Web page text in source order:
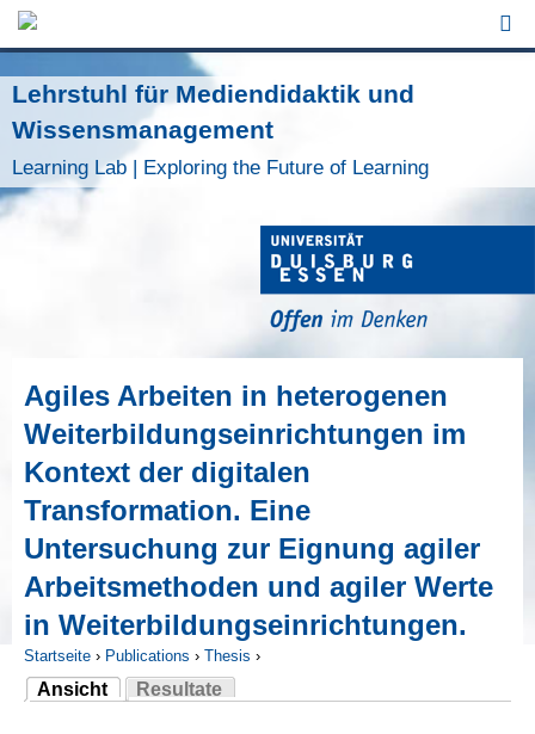
Jump to Navigation
Lehrstuhl für Mediendidaktik und
Wissensmanagement
Learning Lab | Exploring the Future of Learning
Agiles Arbeiten in heterogenen
Weiterbildungseinrichtungen im
Kontext der digitalen
Transformation. Eine
Untersuchung zur Eignung agiler
Arbeitsmethoden und agiler Werte
in Weiterbildungseinrichtungen.
Sie sind hier
Startseite › Publications › Thesis ›
Ansicht
(aktiver Reiter)
Resultate